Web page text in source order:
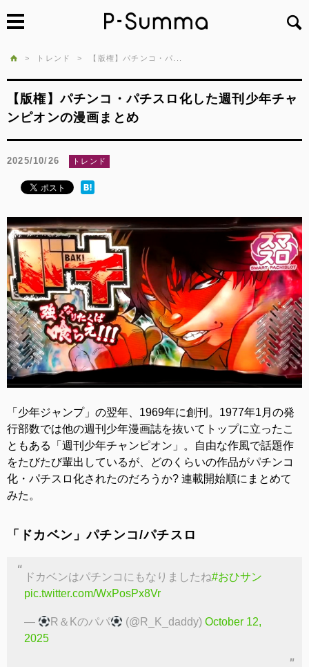
> トレンド > 【版権】パチンコ・パ...
【版権】パチンコ・パチスロ化した週刊少年チャ
ンピオンの漫画まとめ
2025/10/26 トレンド
「少年ジャンプ」の翌年、1969年に創刊。1977年1月の発
行部数では他の週刊少年漫画誌を抜いてトップに立ったこ
ともある「週刊少年チャンピオン」。自由な作風で話題作
をたびたび輩出しているが、どのくらいの作品がパチンコ
化・パチスロ化されたのだろうか? 連載開始順にまとめて
みた。
「ドカベン」パチンコ/パチスロ
ドカベンはパチンコにもなりましたね#おひサン
pic.twitter.com/WxPosPx8Vr
— R＆Kのパパ (@R_K_daddy)October 12,
2025